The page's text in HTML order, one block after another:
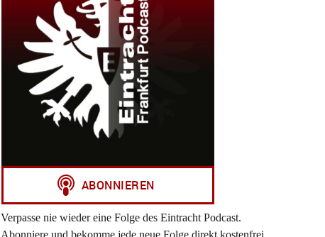
Verpasse nie wieder eine Folge des Eintracht Podcast.
Abonniere und bekomme jede neue Folge direkt kostenfrei